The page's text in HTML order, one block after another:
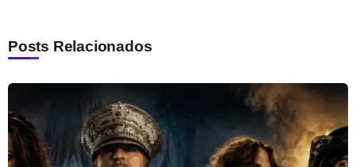
Posts Relacionados